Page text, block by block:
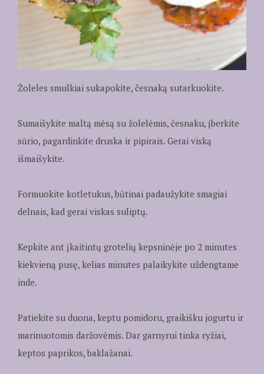
Žoleles smulkiai sukapokite, česnaką sutarkuokite.
Sumaišykite maltą mėsą su žolelėmis, česnaku, įberkite
sūrio, pagardinkite druska ir pipirais. Gerai viską
išmaišykite.
Formuokite kotletukus, būtinai padaužykite smagiai
delnais, kad gerai viskas suliptų.
Kepkite ant įkaitintų grotelių kepsninėje po 2 minutes
kiekvieną pusę, kelias minutes palaikykite uždengtame
inde.
Patiekite su duona, keptu pomidoru, graikišku jogurtu ir
marinuotomis daržovėmis. Dar garnyrui tinka ryžiai,
keptos paprikos, baklažanai.